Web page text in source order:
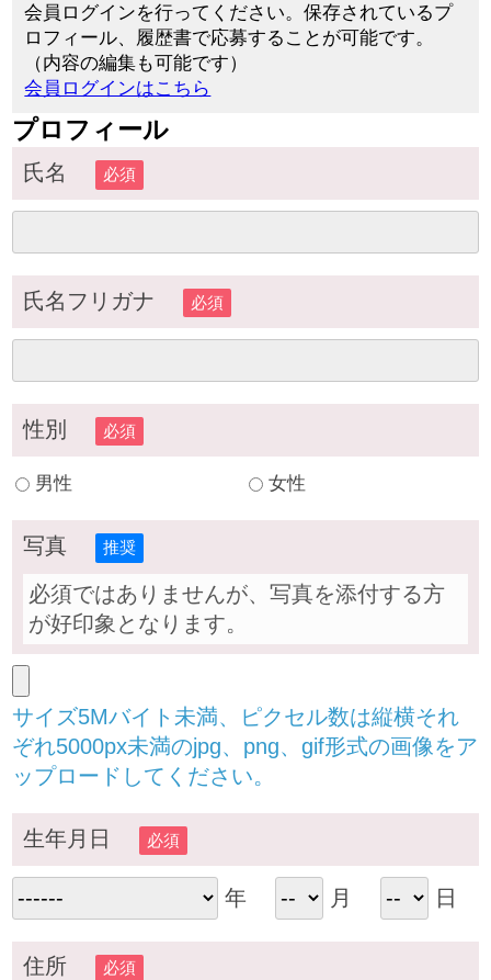
会員ログインを行ってください。保存されているプ
ロフィール、履歴書で応募することが可能です。
（内容の編集も可能です）
会員ログインはこちら
プロフィール
氏名 必須
氏名フリガナ 必須
性別 必須
男性 女性
写真 推奨
必須ではありませんが、写真を添付する方
が好印象となります。
サイズ5Mバイト未満、ピクセル数は縦横それ
ぞれ5000px未満のjpg、png、gif形式の画像をア
ップロードしてください。
生年月日 必須
年 月 日
住所 必須